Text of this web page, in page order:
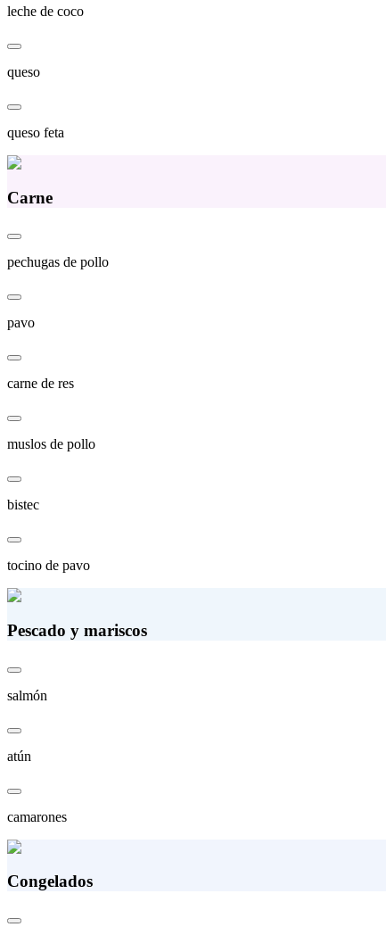
leche de coco
queso
queso feta
Carne
pechugas de pollo
pavo
carne de res
muslos de pollo
bistec
tocino de pavo
Pescado y mariscos
salmón
atún
camarones
Congelados